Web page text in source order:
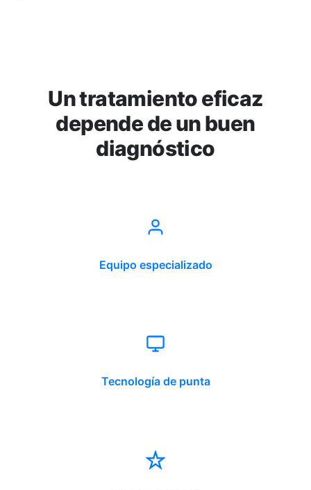
Un tratamiento eficaz
depende de un buen
diagnóstico
Equipo especializado
Tecnología de punta